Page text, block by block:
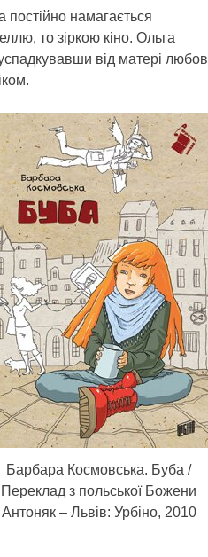
постійно намагається
то зіркою кіно. Ольга
від матері любов
Барбара Космовська. Буба /
Переклад з польської Божени
Антоняк – Львів: Урбіно, 2010